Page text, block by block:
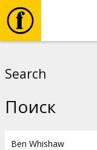
Search
Поиск